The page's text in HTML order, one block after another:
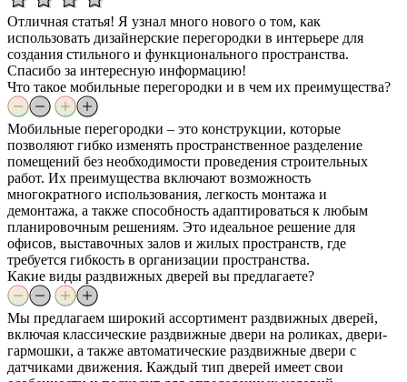
Отличная статья! Я узнал много нового о том, как
использовать дизайнерские перегородки в интерьере для
создания стильного и функционального пространства.
Спасибо за интересную информацию!
Что такое мобильные перегородки и в чем их преимущества?
Мобильные перегородки – это конструкции, которые
позволяют гибко изменять пространственное разделение
помещений без необходимости проведения строительных
работ. Их преимущества включают возможность
многократного использования, легкость монтажа и
демонтажа, а также способность адаптироваться к любым
планировочным решениям. Это идеальное решение для
офисов, выставочных залов и жилых пространств, где
требуется гибкость в организации пространства.
Какие виды раздвижных дверей вы предлагаете?
Мы предлагаем широкий ассортимент раздвижных дверей,
включая классические раздвижные двери на роликах, двери-
гармошки, а также автоматические раздвижные двери с
датчиками движения. Каждый тип дверей имеет свои